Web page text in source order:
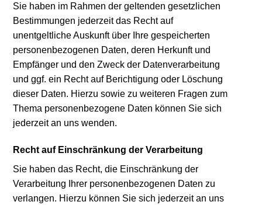
Sie haben im Rahmen der geltenden gesetzlichen
Bestimmungen jederzeit das Recht auf
unentgeltliche Auskunft über Ihre gespeicherten
personenbezogenen Daten, deren Herkunft und
Empfänger und den Zweck der Datenverarbeitung
und ggf. ein Recht auf Berichtigung oder Löschung
dieser Daten. Hierzu sowie zu weiteren Fragen zum
Thema personenbezogene Daten können Sie sich
jederzeit an uns wenden.
Recht auf Einschränkung der Verarbeitung
Sie haben das Recht, die Einschränkung der
Verarbeitung Ihrer personenbezogenen Daten zu
verlangen. Hierzu können Sie sich jederzeit an uns